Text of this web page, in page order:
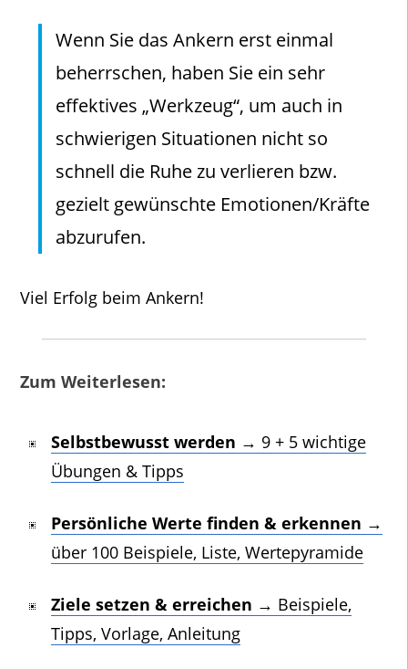
Wenn Sie das Ankern erst einmal
beherrschen, haben Sie ein sehr
effektives „Werkzeug“, um auch in
schwierigen Situationen nicht so
schnell die Ruhe zu verlieren bzw.
gezielt gewünschte Emotionen/Kräfte
abzurufen.
Viel Erfolg beim Ankern!
Zum Weiterlesen:
Selbstbewusst werden → 9 + 5 wichtige
Übungen & Tipps
Persönliche Werte finden & erkennen →
über 100 Beispiele, Liste, Wertepyramide
Ziele setzen & erreichen → Beispiele,
Tipps, Vorlage, Anleitung